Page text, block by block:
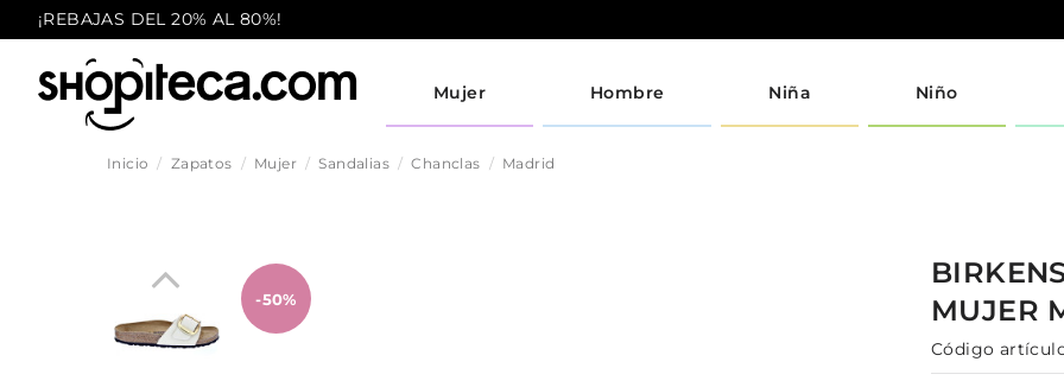
¡REBAJAS DEL 20% AL 80%!
Mujer Hombre Niña Niño
Inicio Zapatos Mujer Sandalias Chanclas Madrid
-50%
MUJER
Código